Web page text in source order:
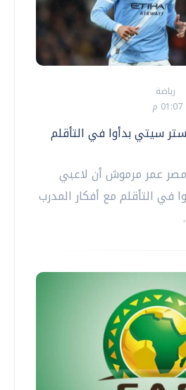
رياضة
سيتي بدأوا في التأقلم
عمر مرموش أن لاعبي
في التأقلم مع أفكار المدرب